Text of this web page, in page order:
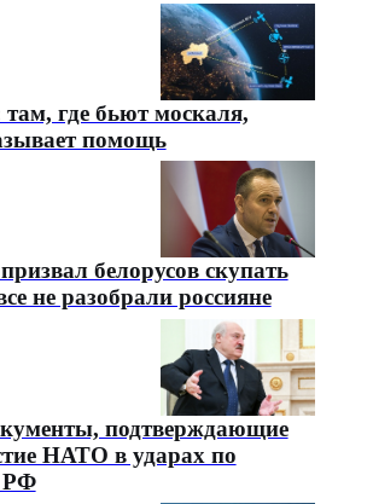
где бьют москаля,
помощь
белорусов скупать
не разобрали россияне
подтверждающие
НАТО в ударах по
РФ